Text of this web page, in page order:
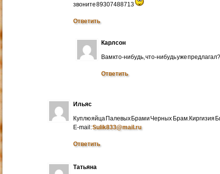
звоните 89307488713
Ответить
Карлсон
Вам кто-нибудь, что-нибудь уже
Ответить
Ильяс
Куплю яйца Палевых Брам и Черных Брам.Киргизия
E-mail:Sulik833@mail.ru
Ответить
Татьяна